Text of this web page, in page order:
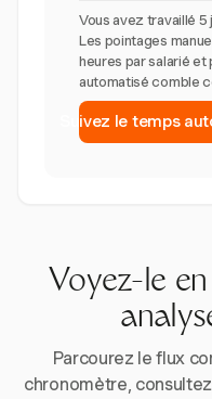
Vous avez travaillé 5
Les pointages
heures par salarié et
automatisé comble
Suivez le temps
Voyez-le
Parcourez le flux
chronomètre,